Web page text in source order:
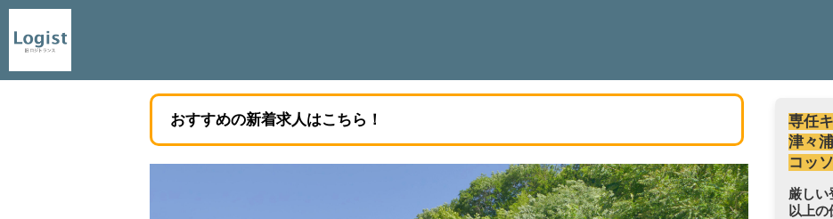
おすすめの新着求人はこちら！
専任
津々
コッ
厳しい
以上